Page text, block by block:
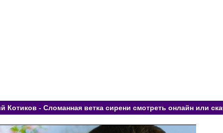
Котиков - Сломанная ветка сирени смотреть онлайн или